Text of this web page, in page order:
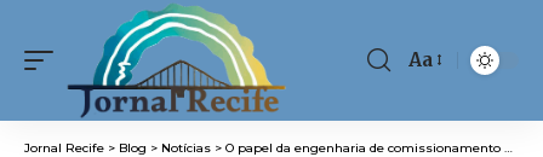
Font
Aa
Jornal Recife > Blog > Notícias > O papel da engenharia de comissionamento na entrada segura de grandes ativos em operação